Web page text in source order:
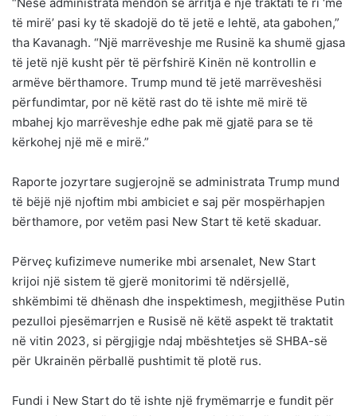
“Nëse administrata mendon se arritja e një traktati të ri ‘më
të mirë’ pasi ky të skadojë do të jetë e lehtë, ata gabohen,”
tha Kavanagh. “Një marrëveshje me Rusinë ka shumë gjasa
të jetë një kusht për të përfshirë Kinën në kontrollin e
armëve bërthamore. Trump mund të jetë marrëveshësi
përfundimtar, por në këtë rast do të ishte më mirë të
mbahej kjo marrëveshje edhe pak më gjatë para se të
kërkohej një më e mirë.”
Raporte jozyrtare sugjerojnë se administrata Trump mund
të bëjë një njoftim mbi ambiciet e saj për mospërhapjen
bërthamore, por vetëm pasi New Start të ketë skaduar.
Përveç kufizimeve numerike mbi arsenalet, New Start
krijoi një sistem të gjerë monitorimi të ndërsjellë,
shkëmbimi të dhënash dhe inspektimesh, megjithëse Putin
pezulloi pjesëmarrjen e Rusisë në këtë aspekt të traktatit
në vitin 2023, si përgjigje ndaj mbështetjes së SHBA-së
për Ukrainën përballë pushtimit të plotë rus.
Fundi i New Start do të ishte një frymëmarrje e fundit për